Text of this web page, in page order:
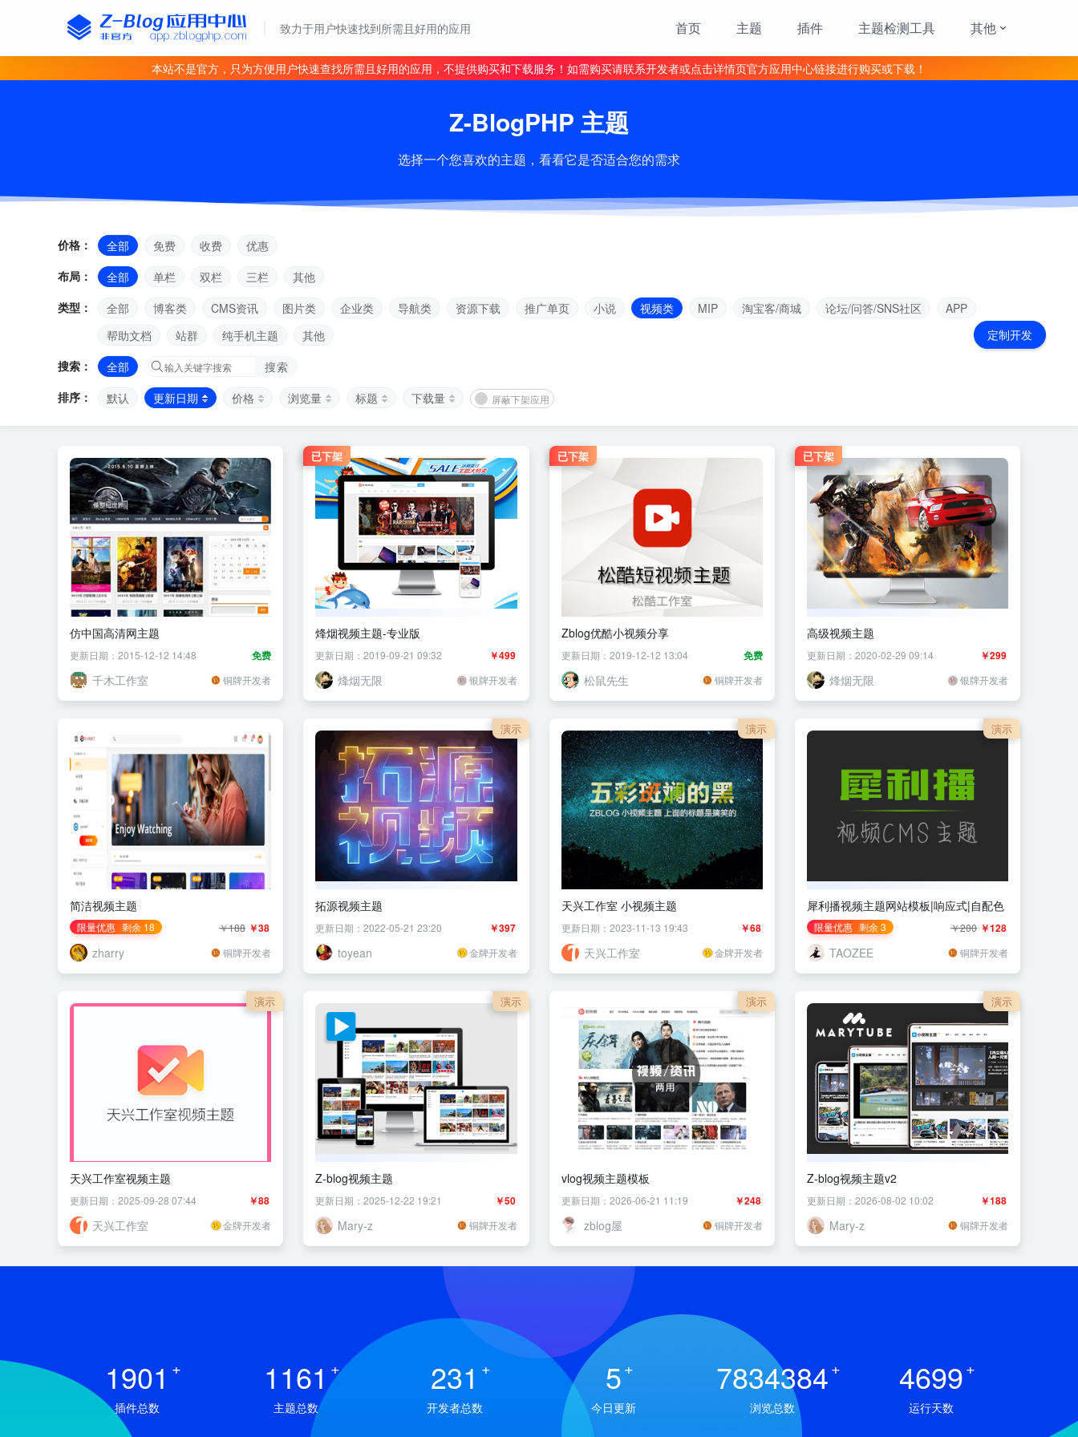
致力于用户快速找到所需且好用的应用 首页 主题 插件 主题检测工具 其他
本站不是官方，只为方便用户快速查找所需且好用的应用，不提供购买和下载服务！如需购买请联系开发者或点击详情页官方应用中心链接进行购买或下载！
Z-BlogPHP 主题
选择一个您喜欢的主题，看看它是否适合您的需求
价格： 全部 免费 收费
优惠
布局：
全部 单栏 双栏 三栏
其他
类型：
全部 博客类 CMS资讯 图片类 企业类 导航类 资源下载 推广单页 小说 视频类 MIP 淘宝客/商城 论坛/问答/SNS社区
APP
帮助文档
站群 纯手机主题
其他
搜索：
全部
搜索
排序：
默认 更新日期 价格 浏览量 标题 下载量 屏蔽下架应用
仿中国高清网主题
免费
更新日期：2015-12-12 14:48
千木工作室 铜牌开发者
已下架
烽烟视频主题-专业版
￥499
更新日期：2019-09-21 09:32
烽烟无限 银牌开发者
已下架
Zblog优酷小视频分享
免费
更新日期：2019-12-12 13:04
松鼠先生 铜牌开发者
已下架
高级视频主题
￥299
更新日期：2020-02-29 09:14
烽烟无限 银牌开发者
简洁视频主题
限量优惠 剩余 18 ￥38
￥188
zharry 铜牌开发者
演示
拓源视频主题
￥397
更新日期：2022-05-21 23:20
toyean 金牌开发者
演示
天兴工作室 小视频主题
￥68
更新日期：2023-11-13 19:43
天兴工作室 金牌开发者
演示
犀利播视频主题网站模板|响应式|自配色
限量优惠 剩余 3 ￥128
￥200
TAOZEE 铜牌开发者
演示
天兴工作室视频主题
￥88
更新日期：2025-09-28 07:44
天兴工作室 金牌开发者
演示
Z-blog视频主题
￥50
更新日期：2025-12-22 19:21
Mary-z 铜牌开发者
演示
vlog视频主题模板
￥248
更新日期：2026-06-21 11:19
zblog屋 铜牌开发者
演示
Z-blog视频主题v2
￥188
更新日期：2026-08-02 10:02
Mary-z 铜牌开发者
1901 +
插件总数
1161 +
主题总数
231 +
开发者总数
5+
今日更新
7834384+
浏览总数
4699+
运行天数
定制开发